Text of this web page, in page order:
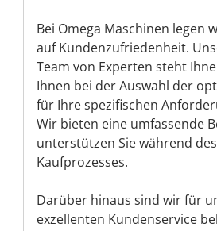
Bei Omega Maschinen legen
auf Kundenzufriedenheit.
Team von Experten steht
Ihnen bei der Auswahl der
für Ihre spezifischen
Wir bieten eine umfassende
unterstützen Sie während
Kaufprozesses.
Darüber hinaus sind wir für
exzellenten Kundenservice